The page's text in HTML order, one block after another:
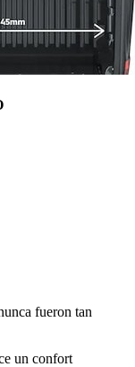
fueron tan
un confort